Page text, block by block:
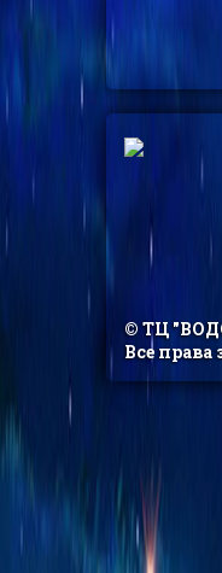
© ТЦ
Все